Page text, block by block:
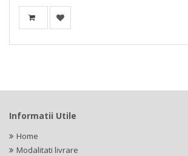
Informatii Utile
Home
Modalitati livrare